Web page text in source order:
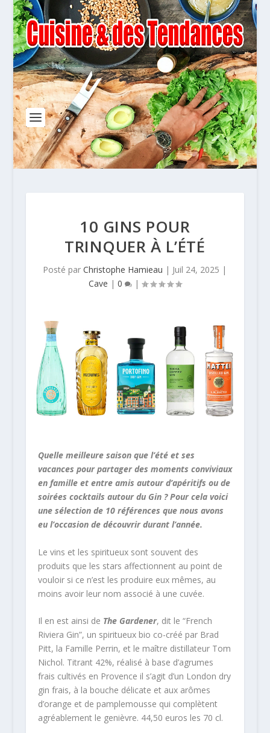
10 GINS POUR
TRINQUER À L’ÉTÉ
Posté parChristophe Hamieau | Juil 24, 2025 |
Cave | 0 |
Quelle meilleure saison que l’été et ses
vacances pour partager des moments conviviaux
en famille et entre amis autour d’apéritifs ou de
soirées cocktails autour du Gin ? Pour cela voici
une sélection de 10 références que nous avons
eu l’occasion de découvrir durant l’année.
Le vins et les spiritueux sont souvent des
produits que les stars affectionnent au point de
vouloir si ce n’est les produire eux mêmes, au
moins avoir leur nom associé à une cuvée.
Il en est ainsi de The Gardener, dit le “French
Riviera Gin”, un spiritueux bio co-créé par Brad
Pitt, la Famille Perrin, et le maître distillateur Tom
Nichol. Titrant 42%, réalisé à base d’agrumes
frais cultivés en Provence il s’agit d’un London dry
gin frais, à la bouche délicate et aux arômes
d’orange et de pamplemousse qui complètent
agréablement le genièvre. 44,50 euros les 70 cl.